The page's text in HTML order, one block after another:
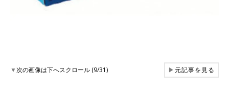
▼次の画像は下へスクロール (9/31) ▶元記事を見る